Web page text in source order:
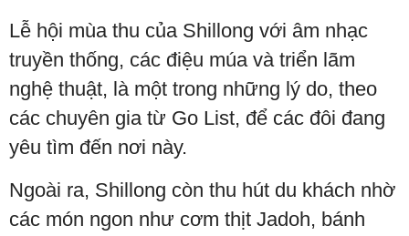
Lễ hội mùa thu của Shillong với âm nhạc
truyền thống, các điệu múa và triển lãm
nghệ thuật, là một trong những lý do, theo
các chuyên gia từ Go List, để các đôi đang
yêu tìm đến nơi này.
Ngoài ra, Shillong còn thu hút du khách nhờ
các món ngon như cơm thịt Jadoh, bánh